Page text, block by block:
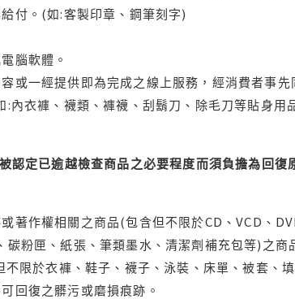
付。(如:客製印章、鋼筆刻字)
腦軟體。
或一經提供即為完成之線上服務，經消費者事
:內衣褲、襪類、褲襪、刮鬍刀、除毛刀等貼身用
認定已逾越檢查商品之必要程度而須負擔為回
著作權相關之商品(包含但不限於CD、VCD、
粉匣、紙張、筆類墨水、清潔劑補充包等)之商
限於衣褲、鞋子、襪子、泳裝、床單、被套、
回復之髒污或磨損痕跡。